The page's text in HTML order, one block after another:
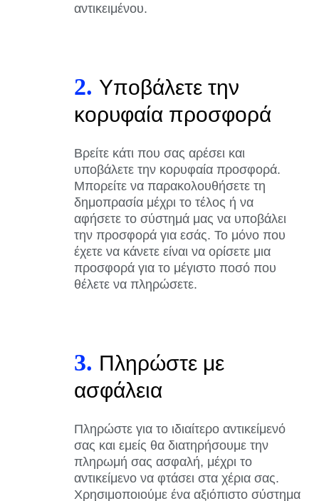
αντικειμένου.
2. Υποβάλετε την
κορυφαία προσφορά
Βρείτε κάτι που σας αρέσει και
υποβάλετε την κορυφαία προσφορά.
Μπορείτε να παρακολουθήσετε τη
δημοπρασία μέχρι το τέλος ή να
αφήσετε το σύστημά μας να υποβάλει
την προσφορά για εσάς. Το μόνο που
έχετε να κάνετε είναι να ορίσετε μια
προσφορά για το μέγιστο ποσό που
θέλετε να πληρώσετε.
3. Πληρώστε με
ασφάλεια
Πληρώστε για το ιδιαίτερο αντικείμενό
σας και εμείς θα διατηρήσουμε την
πληρωμή σας ασφαλή, μέχρι το
αντικείμενο να φτάσει στα χέρια σας.
Χρησιμοποιούμε ένα αξιόπιστο σύστημα